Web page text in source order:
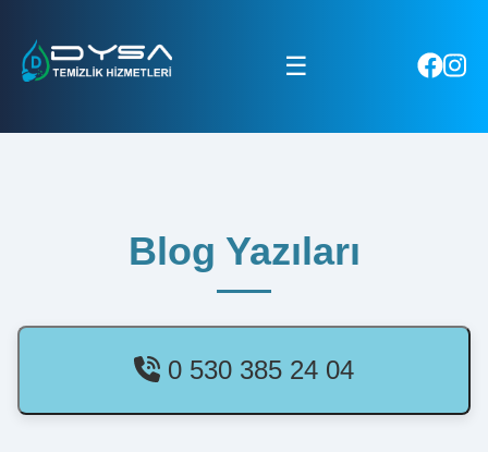
☰
Blog Yazıları
0 530 385 24 04